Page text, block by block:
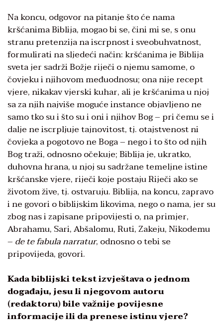
Na koncu, odgovor na pitanje što će nama
kršćanima Biblija, mogao bi se, čini mi se, s onu
stranu pretenzija na iscrpnost i sveobuhvatnost,
formulirati na sljedeći način: kršćanima je Biblija
sveta jer sadrži Božje riječi o njemu samome, o
čovjeku i njihovom međuodnosu; ona nije recept
vjere, nikakav vjerski kuhar, ali je kršćanima u njoj
sa za njih najviše moguće instance objavljeno ne
samo tko su i što su i oni i njihov Bog – pri čemu se i
dalje ne iscrpljuje tajnovitost, tj. otajstvenost ni
čovjeka a pogotovo ne Boga – nego i to što od njih
Bog traži, odnosno očekuje; Biblija je, ukratko,
duhovna hrana, u njoj su sadržane temeljne istine
kršćanske vjere, riječi koje postaju Riječi ako se
životom žive, tj. ostvaruju. Biblija, na koncu, zapravo
i ne govori o biblijskim likovima, nego o nama, jer su
zbog nas i zapisane pripovijesti o, na primjer,
Abrahamu, Sari, Abšalomu, Ruti, Zakeju, Nikodemu
– de te fabula narratur, odnosno o tebi se
pripovijeda, govori.
Kada biblijski tekst izvještava o jednom
događaju, jesu li njegovom autoru
(redaktoru) bile važnije povijesne
informacije ili da prenese istinu vjere?